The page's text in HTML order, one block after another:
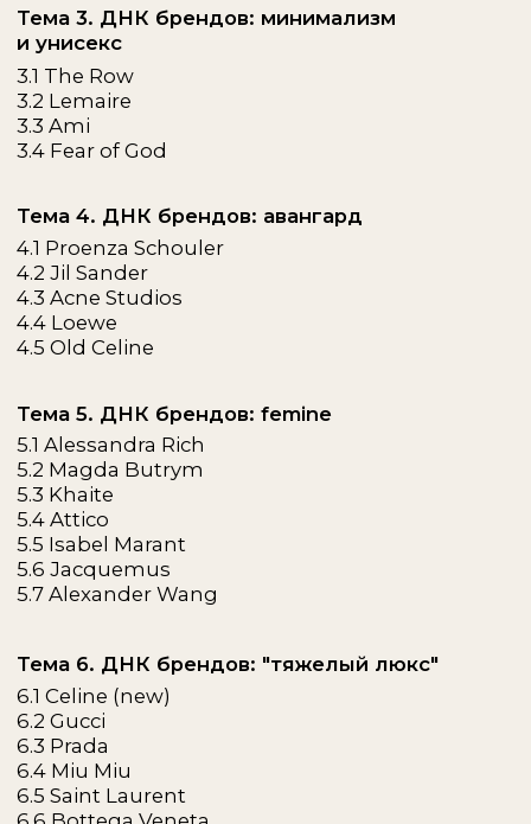
Как выглядит
процесс обучения
Обучение проходит на платформе
/01
Возможность
познакомиться с
(ОТКРЫТЫЙ УРОК)